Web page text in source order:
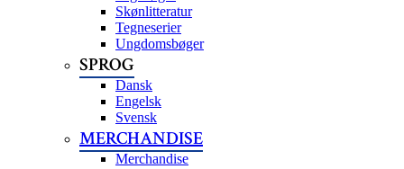
Skønlitteratur
Tegneserier
Ungdomsbøger
SPROG
Dansk
Engelsk
Svensk
MERCHANDISE
Merchandise